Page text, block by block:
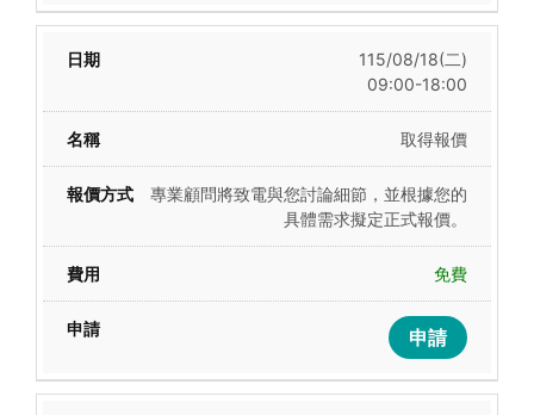
115/08/18(二)
09:00-18:00
取得報價
專業顧問將致電與您討論細節，並根據您的
具體需求擬定正式報價。
免費
申請